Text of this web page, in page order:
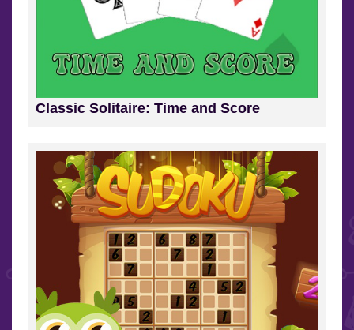
Classic Solitaire: Time and Score